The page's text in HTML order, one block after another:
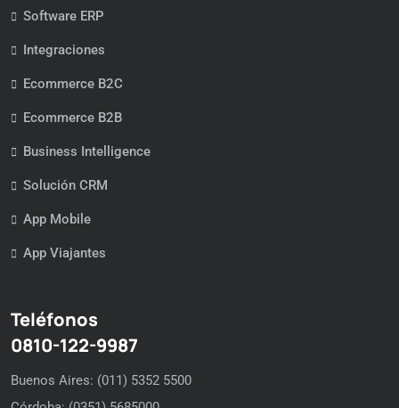
Software ERP
Integraciones
Ecommerce B2C
Ecommerce B2B
Business Intelligence
Solución CRM
App Mobile
App Viajantes
Teléfonos
0810-122-9987
Buenos Aires: (011) 5352 5500